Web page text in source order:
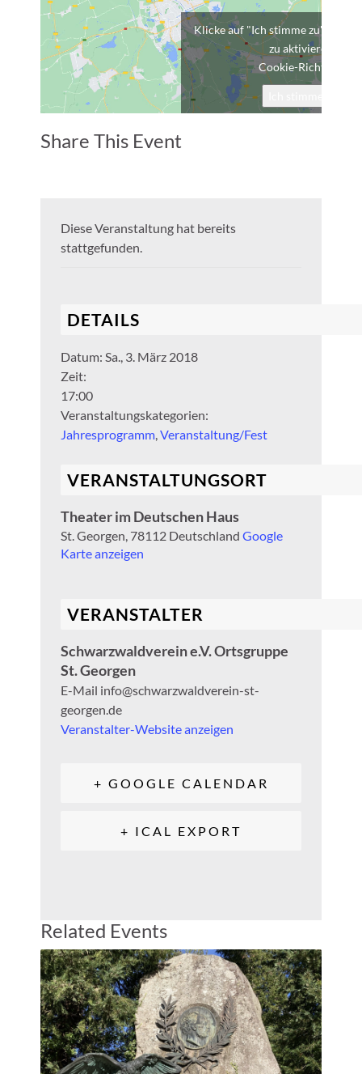
Klicke auf "Ich stimme zu", um
zu aktivieren
Cookie-Richtlinie
Share This Event
Diese Veranstaltung hat bereits
stattgefunden.
DETAILS
Datum: Sa., 3. März 2018
Zeit:
17:00
Veranstaltungskategorien:
Jahresprogramm Veranstaltung/Fest
VERANSTALTUNGSORT
Theater im Deutschen Haus
St. Georgen 78112 Deutschland Google
Karte anzeigen
VERANSTALTER
Schwarzwaldverein e.V. Ortsgruppe
St. Georgen
E-Mail info@schwarzwaldverein-st-
georgen.de
Veranstalter-Website anzeigen
+ GOOGLE CALENDAR
+ ICAL EXPORT
Related Events